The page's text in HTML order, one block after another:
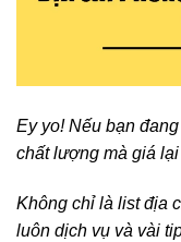
Ey yo! Nếu bạn
chất lượng mà giá
Không chỉ là list địa
luôn dịch vụ và vài